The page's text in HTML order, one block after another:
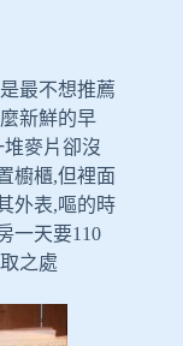
最不想推薦
新鮮的早
麥片卻沒
櫥櫃,但裡面
外表,嘔的時
一天要110
之處